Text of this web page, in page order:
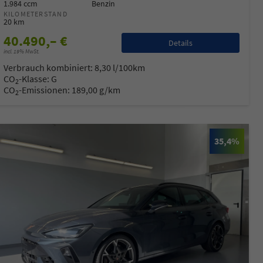
1.984 ccm Benzin
KILOMETERSTAND
20 km
40.490,– €
incl. 19% MwSt.
Details
Verbrauch kombiniert: 8,30 l/100km
CO2-Klasse: G
CO2-Emissionen: 189,00 g/km
35,4%